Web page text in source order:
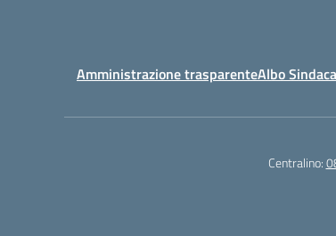
Amministrazione trasparenteAlbo
Centralino: